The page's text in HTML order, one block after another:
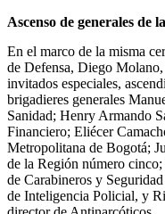
Ascenso de generales de
En el marco de la misma
de Defensa, Diego
invitados especiales,
brigadieres generales
Sanidad; Henry Armando
Financiero; Eliécer
Metropolitana de Bogotá;
de la Región número
de Carabineros y
de Inteligencia Policial, y